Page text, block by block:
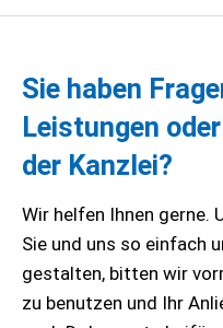
Sie haben
Leistungen
der Kanzlei?
Wir helfen Ihnen gerne.
Sie und uns so einfach
gestalten, bitten wir
zu benutzen und Ihr